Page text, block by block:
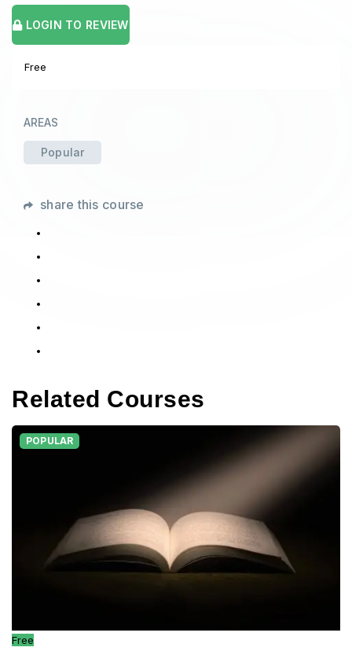
LOGIN TO REVIEW
Free
AREAS
Popular
share this course
Related Courses
Free
POPULAR